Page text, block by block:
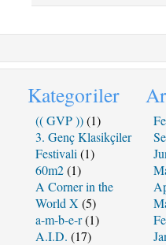
Kategoriler
(( GVP ))(1)
3. Genç Klasikçiler
Festivali (1)
60m2(1)
A Corner in the
World X (5)
a-m-b-e-r(1)
A.I.D. (17)